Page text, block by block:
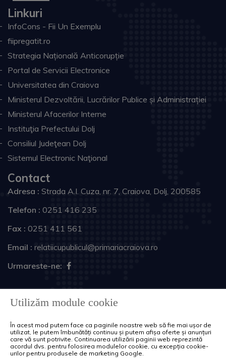
Linkuri
InfoCons - Fii Un Exemplu
fiipregatit.ro
Strategia Națională Anticorupție
Portal de Servicii Electronice
Universitatea din Craiova
Ministerul Dezvoltării, Lucrărilor Publice și Administrației
Ministerul Afacerilor Interne
Instituţia Prefectului Dolj
Consiliul Judeţean Dolj
Sistemul Electronic Naţional
Contact
Adresa : Strada A.I. Cuza, nr. 7, Craiova, Dolj, 200585
Telefon : 0251 416 235
Fax : 0251 411 561
Email : relatiicupublicul@primariacraiova.ro
Urmareste-ne:
drepturile rezervate.
Harta site
Politica de cookie-uri
Utilizăm module cookie
În acest mod putem face ca paginile noastre web să fie mai ușor de
utilizat, le putem îmbunătăți continuu și putem afișa oferte și anunțuri
care vă sunt potrivite. Continuarea utilizării paginii web reprezintă
acordul dvs. pentru folosirea modulelor cookie, cu excepția cookie-
urilor pentru produsele de marketing Google.